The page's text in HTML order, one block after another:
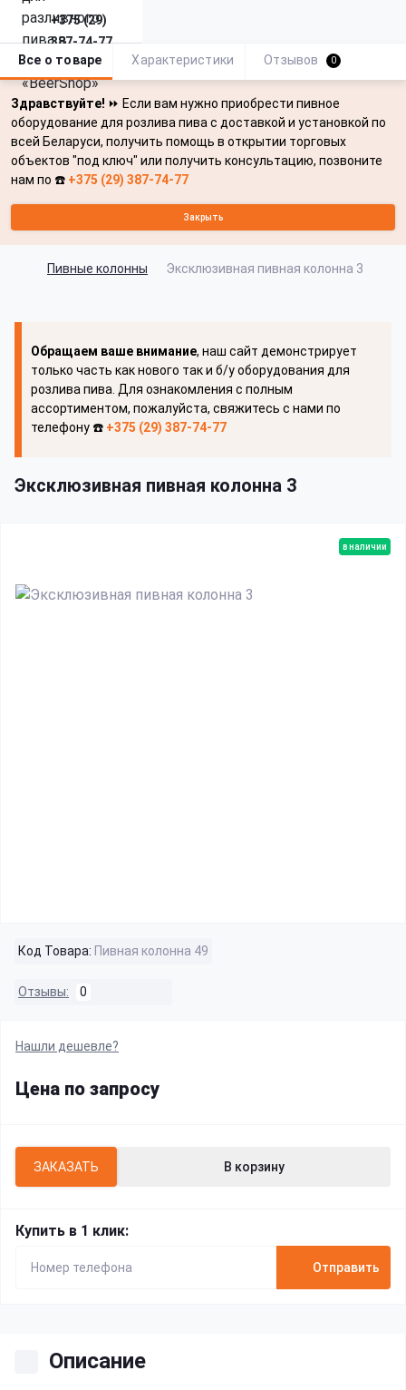
Здравствуйте! ⏩ Если вам нужно приобрести пивное
оборудование для розлива пива с доставкой и установкой по
всей Беларуси, получить помощь в открытии торговых
объектов "под ключ" или получить консультацию, позвоните
нам по ☎️ +375 (29) 387-74-77
Закрыть
+375 (29)
387-74-77
Пивные колонны Эксклюзивная пивная колонна 3
Обращаем ваше внимание, наш сайт демонстрирует
только часть как нового так и б/у оборудования для
розлива пива. Для ознакомления с полным
ассортиментом, пожалуйста, свяжитесь с нами по
телефону ☎️ +375 (29) 387-74-77
Эксклюзивная пивная колонна 3
Все о товаре Характеристики Отзывов 0
в наличии
Код Товара: Пивная колонна 49
Отзывы: 0
Нашли дешевле?
Цена по запросу
ЗАКАЗАТЬ В корзину
Купить в 1 клик:
Отправить
Описание